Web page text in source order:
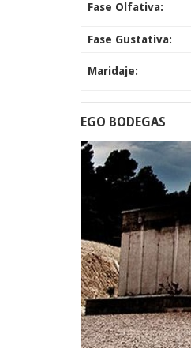
Fase Olfativa:
Fase Gustativa:
Maridaje:
EGO BODEGAS